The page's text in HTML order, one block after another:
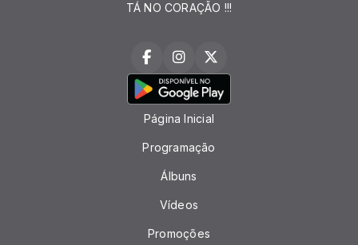
TÁ NO CORAÇÃO !!!
Página Inicial
Programação
Álbuns
Vídeos
Promoções